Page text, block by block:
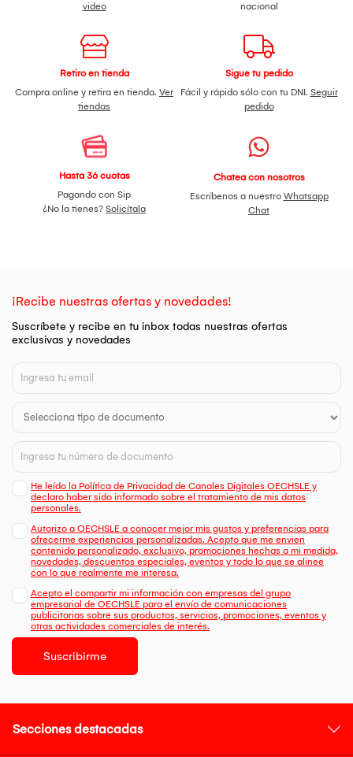
video
nacional
Retiro en tienda
Compra online y retira en tienda. Ver
tiendas
Sigue tu pedido
Fácil y rápido sólo con tu DNI. Seguir
pedido
Hasta 36 cuotas
Pagando con Sip
¿No la tienes? Solicítala
Chatea con nosotros
Escríbenos a nuestro Whatsapp
Chat
¡Recibe nuestras ofertas y novedades!
Suscríbete y recibe en tu inbox todas nuestras ofertas
exclusivas y novedades
He leído la Política de Privacidad de Canales Digitales OECHSLE y
declaro haber sido informado sobre el tratamiento de mis datos
personales.
Autorizo a OECHSLE a conocer mejor mis gustos y preferencias para
ofrecerme experiencias personalizadas. Acepto que me envien
contenido personalizado, exclusivo, promociones hechas a mi medida,
novedades, descuentos especiales, eventos y todo lo que se alinee
con lo que realmente me interesa.
Acepto el compartir mi información con empresas del grupo
empresarial de OECHSLE para el envío de comunicaciones
publicitarias sobre sus productos, servicios, promociones, eventos y
otras actividades comerciales de interés.
Suscribirme
Secciones destacadas